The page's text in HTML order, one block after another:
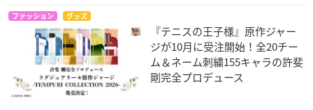
ファッション グッズ
『テニスの王子様』原作ジャー
ジが10月に受注開始！全20チー
ム＆ネーム刺繍155キャラの許斐
剛完全プロデュース